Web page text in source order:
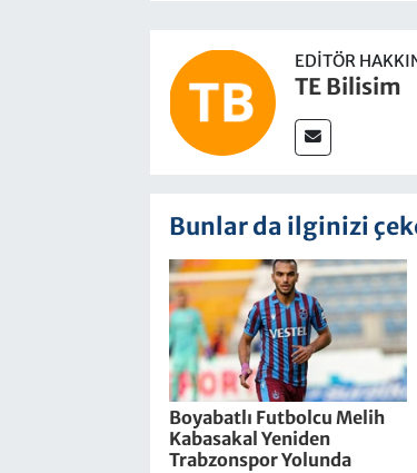
EDITÖR
TE Bilisim
Bunlar da ilginizi
Boyabatlı Futbolcu Melih
Kabasakal Yeniden
Trabzonspor Yolunda